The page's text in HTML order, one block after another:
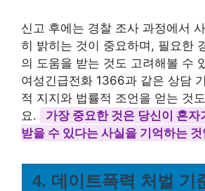
신고 후에는 경찰 조사 과정에서
히 밝히는 것이 중요하며, 필요한
의 도움을 받는 것도 고려해볼 수
여성긴급전화 1366과 같은 상담
적 지지와 법률적 조언을 얻는 것
요.
가장 중요한 것은 당신이 혼
받을 수 있다는 사실을 기억하는
4. 데이트폭력 처벌 기